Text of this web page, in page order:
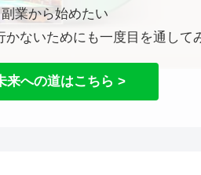
副業から始めたい
ないためにも一度目を通して
来への道はこちら >